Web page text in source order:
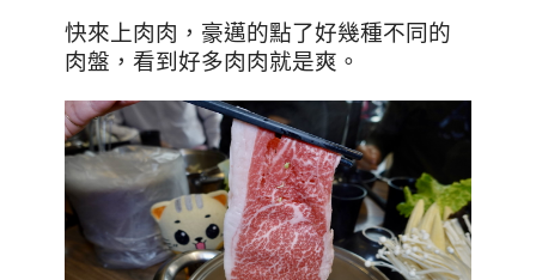
快來上肉肉，豪邁的點了好幾種不同的
肉盤，看到好多肉肉就是爽。